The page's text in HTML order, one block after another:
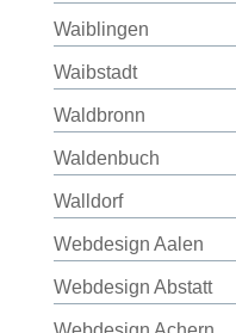
Waiblingen
Waibstadt
Waldbronn
Waldenbuch
Walldorf
Webdesign Aalen
Webdesign Abstatt